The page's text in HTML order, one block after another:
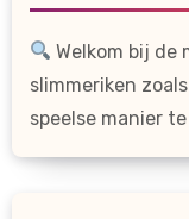
Welkom bij de
slimmeriken
speelse manier